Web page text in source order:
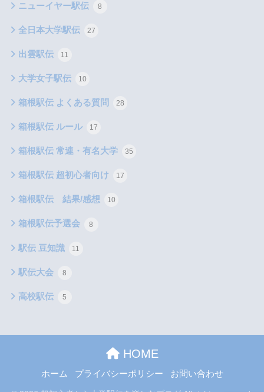
ニューイヤー駅伝 8
全日本大学駅伝 27
出雲駅伝 11
大学女子駅伝 10
箱根駅伝 よくある質問 28
箱根駅伝 ルール 17
箱根駅伝 常連・有名大学 35
箱根駅伝 超初心者向け 17
箱根駅伝 結果/感想 10
箱根駅伝予選会 8
駅伝 豆知識 11
駅伝大会 8
高校駅伝 5
HOME
ホーム プライバシーポリシー お問い合わせ